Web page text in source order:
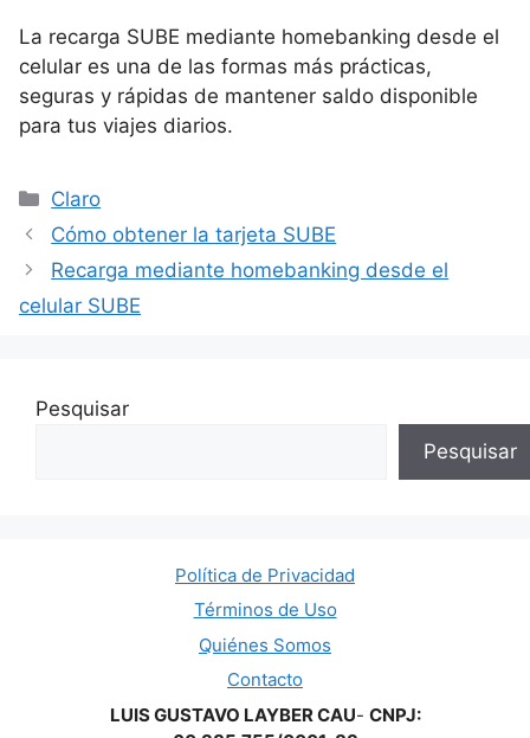
La recarga SUBE mediante homebanking desde el
celular es una de las formas más prácticas,
seguras y rápidas de mantener saldo disponible
para tus viajes diarios.
Categorías
Claro
Cómo obtener la tarjeta SUBE
Recarga mediante homebanking desde el
celular SUBE
Pesquisar
Pesquisar
Política de Privacidad
Términos de Uso
Quiénes Somos
Contacto
LUIS GUSTAVO LAYBER CAU- CNPJ: